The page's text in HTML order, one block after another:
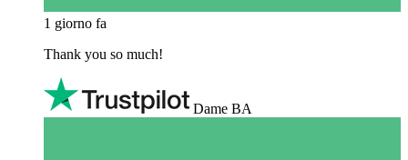
1 giorno fa
Thank you so much!
Dame BA